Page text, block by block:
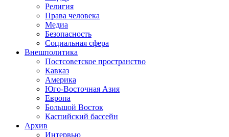
Религия
Права человека
Медиа
Безопасность
Социальная сфера
Внешполитика
Постсоветское пространство
Кавказ
Америка
Юго-Восточная Азия
Европа
Большой Восток
Каспийский бассейн
Архив
Интервью